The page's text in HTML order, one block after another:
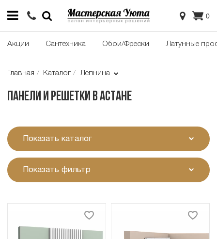
0
Акции Сантехника Обои/Фрески Латунные
Главная Каталог Лепнина
Панели и решетки в Астане
Показать каталог
Показать фильтр